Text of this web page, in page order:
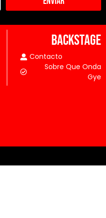
BACKSTAGE
Contacto
Sobre Que Onda
Gye